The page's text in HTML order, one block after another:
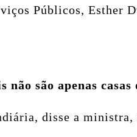
Públicos, Esther
não são apenas
disse a